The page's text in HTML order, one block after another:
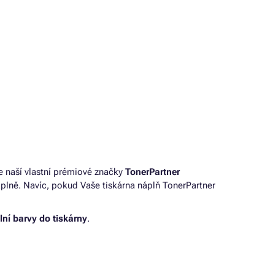
vlastní prémiové značky TonerPartner
Navíc, pokud Vaše tiskárna náplň TonerPartner
barvy do tiskárny.